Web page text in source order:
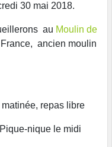
30 mai 2018.
au Moulin de
ancien moulin
repas libre
nique le midi